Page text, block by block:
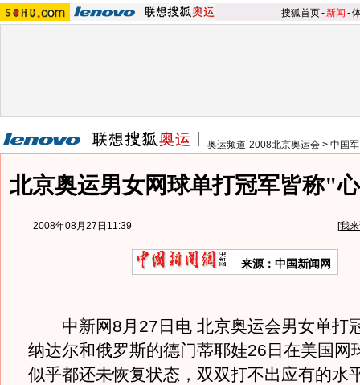
搜狐首页-新闻 -
奥运频道-2008北京奥运会 > 中国
北京奥运男女网球单打冠军皆称"
2008年08月27日11:39 [我
来源：中国新闻网
中新网8月27日电 北京奥运会男女单打
纳达尔和俄罗斯的德门蒂耶娃26日在美国网
似乎都还未恢复状态，双双打不出应有的水